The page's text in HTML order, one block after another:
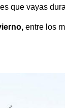
que vayas
entre los